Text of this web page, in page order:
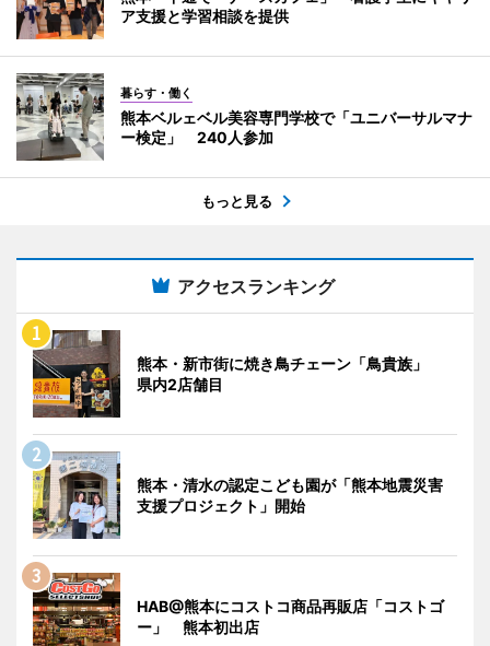
ア支援と学習相談を提供
暮らす・働く
熊本ベルェベル美容専門学校で「ユニバーサルマナ
ー検定」 240人参加
もっと見る
アクセスランキング
熊本・新市街に焼き鳥チェーン「鳥貴族」
県内2店舗目
熊本・清水の認定こども園が「熊本地震災害
支援プロジェクト」開始
HAB@熊本にコストコ商品再販店「コストゴ
ー」 熊本初出店